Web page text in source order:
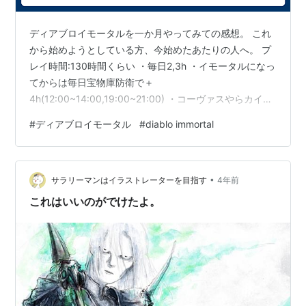
ディアブロイモータルを一か月やってみての感想。 これ
から始めようとしている方、今始めたあたりの人へ。 プ
レイ時間:130時間くらい ・毎日2,3h ・イモータルになっ
てからは毎日宝物庫防衛で＋
4h(12:00~14:00,19:00~21:00) ・コーヴァスやらカイオ
装備コンプ、ほぼ全身3OP PCのキーマウでプレイ ①制
限が多すぎる 自身のパラゴンレベルがサーバーのパラゴ
ンを上回ると取得経験値に制限がかかります。 レジェン
ダリー装備を6コ獲得すると以降ドロップ率は0,ないしは
すさまじく低下します。 セット装備も同様。…
#ディアブロイモータル #diablo immortal
サラリーマンはイラストレーターを目指す • 4年前
これはいいのがでけたよ。